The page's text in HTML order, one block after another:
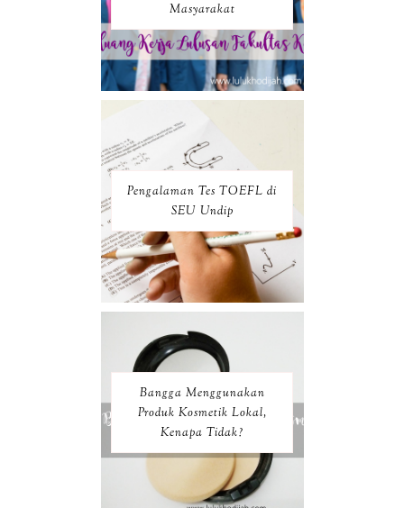
Masyarakat
Pengalaman Tes TOEFL di
SEU Undip
Bangga Menggunakan
Produk Kosmetik Lokal,
Kenapa Tidak?